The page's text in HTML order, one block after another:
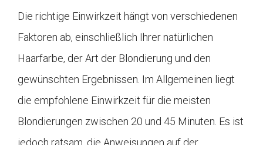
Die richtige Einwirkzeit hängt von verschiedenen
Faktoren ab, einschließlich Ihrer natürlichen
Haarfarbe, der Art der Blondierung und den
gewünschten Ergebnissen. Im Allgemeinen liegt
die empfohlene Einwirkzeit für die meisten
Blondierungen zwischen 20 und 45 Minuten. Es ist
jedoch ratsam, die Anweisungen auf der